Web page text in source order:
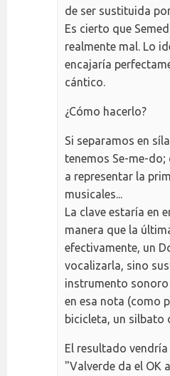
de ser sustituida
Es cierto que
realmente mal. Lo
encajaría
cántico.
¿Cómo hacerlo?
Si separamos en
tenemos Se-me-
a representar la
musicales...
La clave estaría en
manera que la
efectivamente, un
vocalizarla, sino
instrumento
en esa nota (como
bicicleta, un silbato
El resultado
"Valverde da el OK a